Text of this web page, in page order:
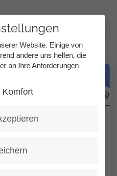
zahlt die
für berufliche
selbst jemanden
Website. Einige von
andere uns helfen, die
an Ihre Anforderungen
Komfort